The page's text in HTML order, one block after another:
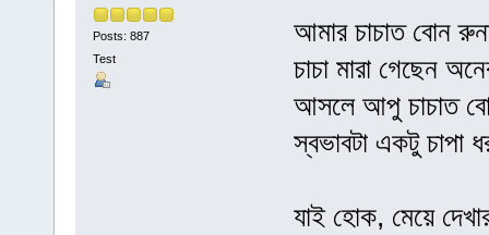
Posts: 887
Test
আমার চাচাত বোন
চাচা মারা গেছেন
আসলে আপু চাচাত
স্বভাবটা একটু
যাই হোক, মেয়ে